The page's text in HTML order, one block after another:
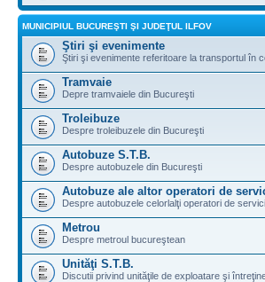
MUNICIPIUL BUCUREŞTI ŞI JUDEŢUL ILFOV
Ştiri şi evenimente
Ştiri şi evenimente referitoare la transportul în
Tramvaie
Depre tramvaiele din Bucureşti
Troleibuze
Despre troleibuzele din Bucureşti
Autobuze S.T.B.
Despre autobuzele din Bucureşti
Autobuze ale altor operatori de
Despre autobuzele celorlalţi operatori de
Metrou
Despre metroul bucureştean
Unităţi S.T.B.
Discutii privind unităţile de exploatare şi